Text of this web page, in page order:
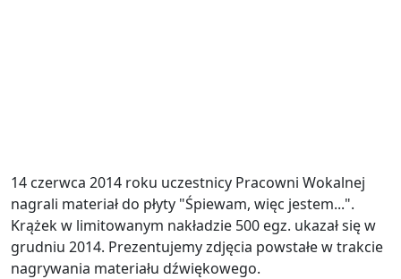
14 czerwca 2014 roku uczestnicy Pracowni Wokalnej
nagrali materiał do płyty "Śpiewam, więc jestem...".
Krążek w limitowanym nakładzie 500 egz. ukazał się w
grudniu 2014. Prezentujemy zdjęcia powstałe w trakcie
nagrywania materiału dźwiękowego.